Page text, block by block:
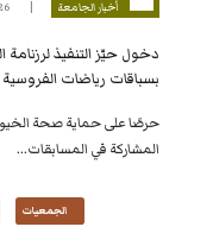
أخبار الجامعة
دخول حيّز التنفيذ لرزنامة
بسباقات رياضات الفروسية
حرصًا على حماية صحة
المشاركة في المسابقات...
الجمعيات